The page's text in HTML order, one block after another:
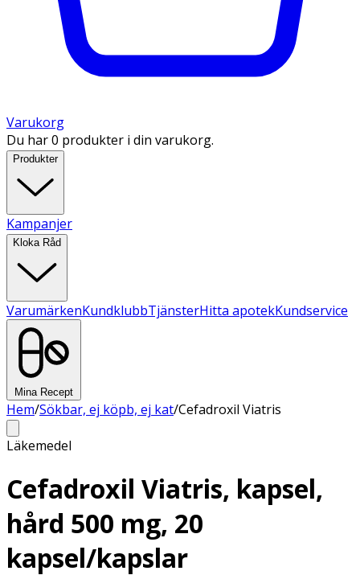
Varukorg
Du har 0 produkter i din varukorg.
Produkter
Kampanjer
Kloka Råd
VarumärkenKundklubbTjänsterHitta apotekKundservice
Mina Recept
Hem/Sökbar, ej köpb, ej kat/Cefadroxil Viatris
Läkemedel
Cefadroxil Viatris, kapsel,
hård 500 mg, 20
kapsel/kapslar